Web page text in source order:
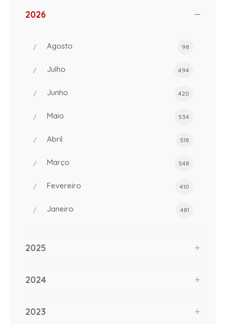
2026
Agosto 98
Julho 494
Junho 420
Maio 534
Abril 518
Março 548
Fevereiro 410
Janeiro 481
2025
2024
2023